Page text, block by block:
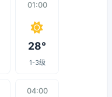
01:00
28°
1-3级
04:00